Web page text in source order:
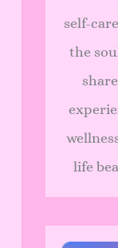
self-
the
life